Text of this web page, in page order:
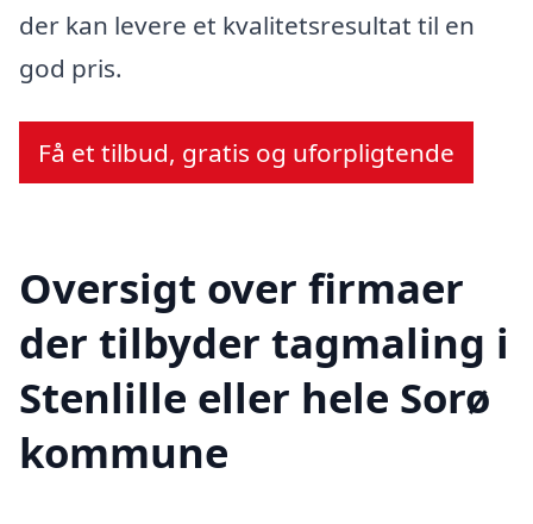
der kan levere et kvalitetsresultat til en
god pris.
Få et tilbud, gratis og uforpligtende
Oversigt over firmaer
der tilbyder tagmaling i
Stenlille eller hele Sorø
kommune